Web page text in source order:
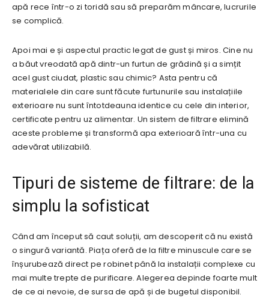
apă rece într-o zi toridă sau să preparăm mâncare, lucrurile
se complică.
Apoi mai e și aspectul practic legat de gust și miros. Cine nu
a băut vreodată apă dintr-un furtun de grădină și a simțit
acel gust ciudat, plastic sau chimic? Asta pentru că
materialele din care sunt făcute furtunurile sau instalațiile
exterioare nu sunt întotdeauna identice cu cele din interior,
certificate pentru uz alimentar. Un sistem de filtrare elimină
aceste probleme și transformă apa exterioară într-una cu
adevărat utilizabilă.
Tipuri de sisteme de filtrare: de la
simplu la sofisticat
Când am început să caut soluții, am descoperit că nu există
o singură variantă. Piața oferă de la filtre minuscule care se
înșurubează direct pe robinet până la instalații complexe cu
mai multe trepte de purificare. Alegerea depinde foarte mult
de ce ai nevoie, de sursa de apă și de bugetul disponibil.